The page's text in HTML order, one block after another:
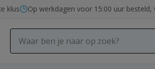
klus Op werkdagen voor 15:00 uur besteld,